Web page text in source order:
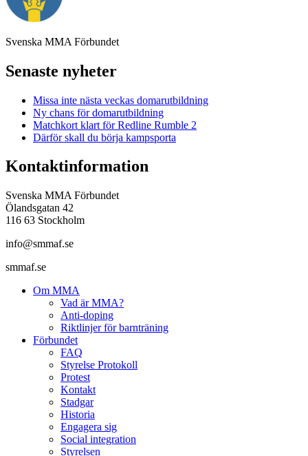
Svenska MMA Förbundet
Senaste nyheter
Missa inte nästa veckas domarutbildning
Ny chans för domarutbildning
Matchkort klart för Redline Rumble 2
Därför skall du börja kampsporta
Kontaktinformation
Svenska MMA Förbundet
Ölandsgatan 42
116 63 Stockholm
info@smmaf.se
smmaf.se
Om MMA
Vad är MMA?
Anti-doping
Riktlinjer för barnträning
Förbundet
FAQ
Styrelse Protokoll
Protest
Kontakt
Stadgar
Historia
Engagera sig
Social integration
Styrelsen